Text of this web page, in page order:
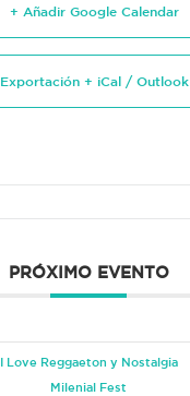
+ Añadir Google Calendar
Exportación + iCal / Outlook
PRÓXIMO EVENTO
I Love Reggaeton y Nostalgia
Milenial Fest